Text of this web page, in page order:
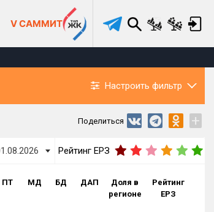
V САММИТ
Настроить фильтр
Поделиться +
Рейтинг ЕРЗ
ПТ МД БД ДАП
Доля в
регионе
Рейтинг
ЕРЗ